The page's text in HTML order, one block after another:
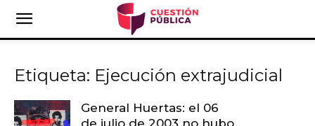
Etiqueta: Ejecución extrajudicial
General Huertas: el 06
de julio de 2003 no hubo